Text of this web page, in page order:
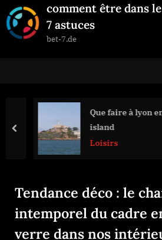
comment être dans
7 astuces
bet-7.de
Que faire à lyon en
island
Loisirs
prev
Tendance déco : le
intemporel du cadre
verre dans nos